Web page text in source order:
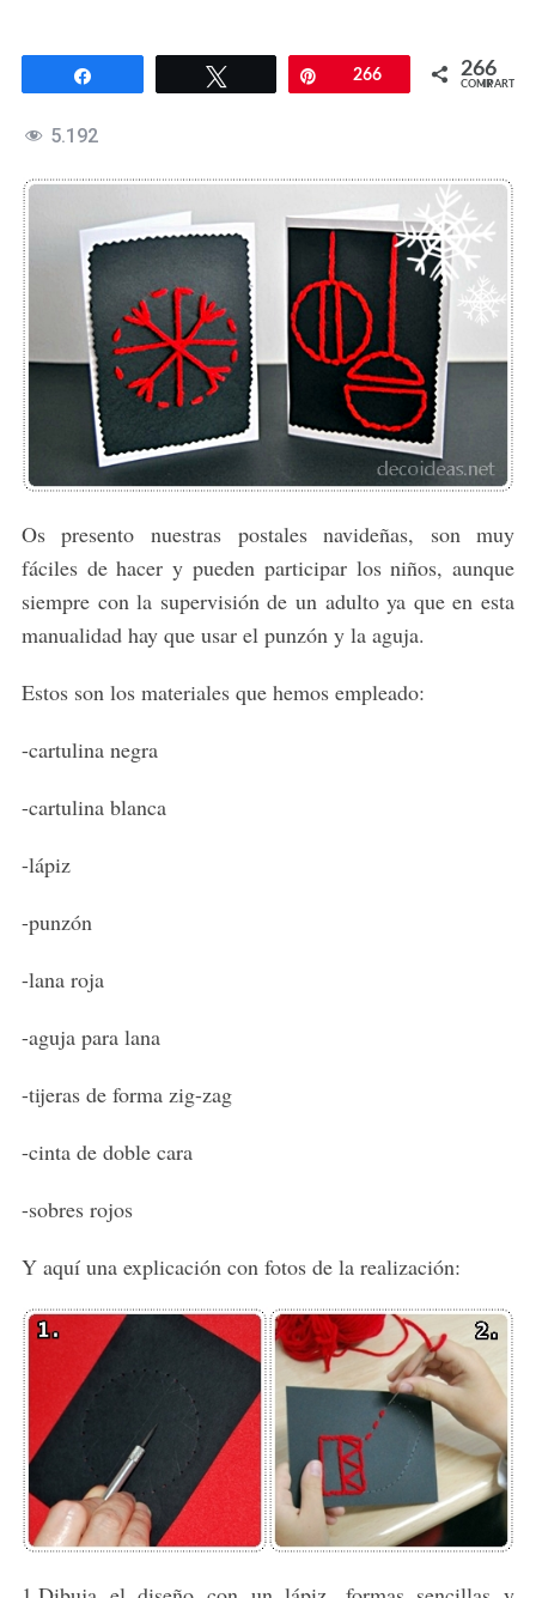
Twittear Pin266 266
COMPARTIR
5.192
Os presento nuestras postales navideñas, son muy
fáciles de hacer y pueden participar los niños, aunque
siempre con la supervisión de un adulto ya que en esta
manualidad hay que usar el punzón y la aguja.
Estos son los materiales que hemos empleado:
-cartulina negra
-cartulina blanca
-lápiz
-punzón
-lana roja
-aguja para lana
-tijeras de forma zig-zag
-cinta de doble cara
-sobres rojos
Y aquí una explicación con fotos de la realización: